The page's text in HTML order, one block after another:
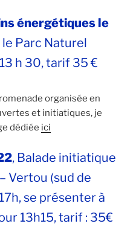
énergétiques le
le Parc Naturel
h 30, tarif 35 €
organisée en
et initiatiques, je
dédiée ici
, Balade initiatique
Vertou (sud de
se présenter à
13h15, tarif : 35€